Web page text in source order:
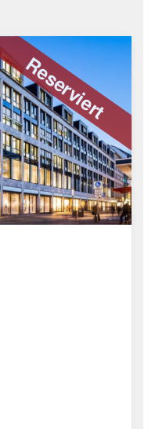
Reserviert